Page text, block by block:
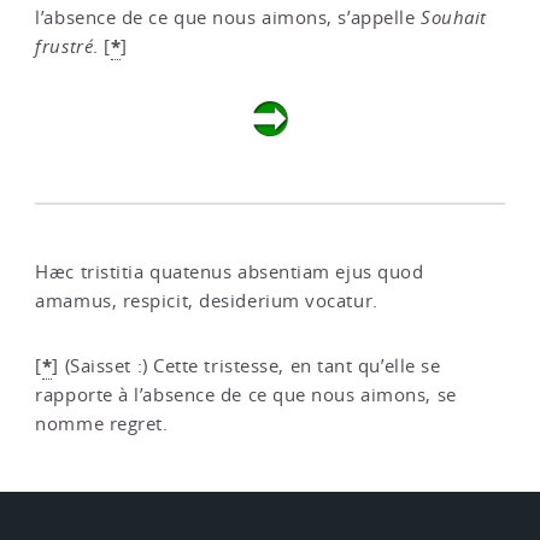
l’absence de ce que nous aimons, s’appelle Souhait
frustré. [*]
Hæc tristitia quatenus absentiam ejus quod
amamus, respicit, desiderium vocatur.
[*] (Saisset :) Cette tristesse, en tant qu’elle se
rapporte à l’absence de ce que nous aimons, se
nomme regret.